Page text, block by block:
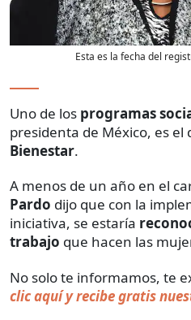
Esta es la fecha del
Uno de los programas
presidenta de México, es el
Bienestar.
A menos de un año en el
Pardo dijo que con la
iniciativa, se estaría
trabajo que hacen las
No solo te informamos, te
clic aquí y recibe gratis